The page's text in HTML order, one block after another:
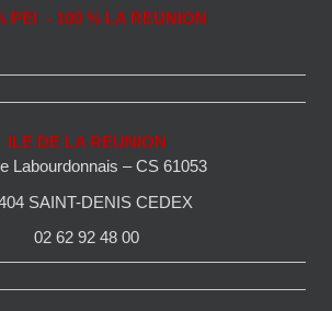
PEI - 100 % LA REUNION
ILE DE LA REUNION
Labourdonnais – CS 61053
SAINT-DENIS CEDEX
02 62 92 48 00